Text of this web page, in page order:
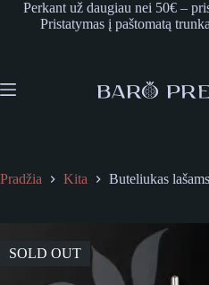
SkipPerkant už daugiau nei 50€ –
Pristatymas į paštomatą
Pradžia Kita Buteliukas
SOLD OUT